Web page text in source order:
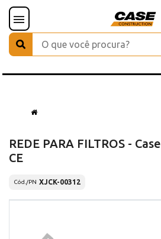
REDE PARA FILTROS - Case
CE
Cód./PN XJCK-00312